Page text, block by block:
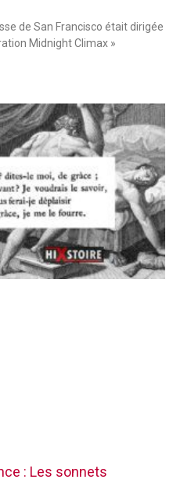
de San Francisco était dirigée
Midnight Climax »
: Les sonnets